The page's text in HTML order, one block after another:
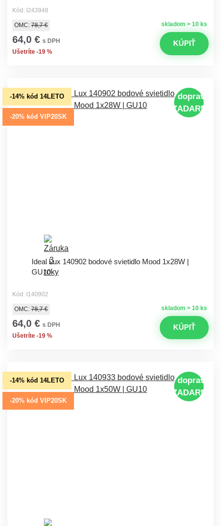
Kód: I243948
skladom > 10 ks
OMC: 78,7 €
64,0 € s DPH
Ušetríte -19 %
KÚPIŤ
-14% kód 14LETO
-20% kód VIP20SK
doprava
ZADARMO
Ideal Lux 140902 bodové svietidlo Mood 1x28W |
GU10
Kód: I140902
skladom > 10 ks
OMC: 78,7 €
64,0 € s DPH
Ušetríte -19 %
KÚPIŤ
-14% kód 14LETO
-20% kód VIP20SK
doprava
ZADARMO